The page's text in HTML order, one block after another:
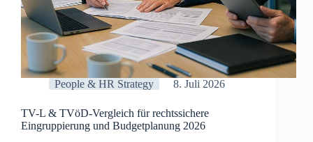
People & HR Strategy 8. Juli 2026
TV-L & TVöD-Vergleich für rechtssichere
Eingruppierung und Budgetplanung 2026